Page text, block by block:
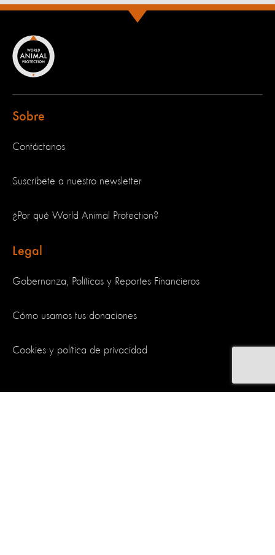
Sobre
Contáctanos
Suscríbete a nuestro newsletter
¿Por qué World Animal Protection?
Legal
Gobernanza, Políticas y Reportes Financieros
Cómo usamos tus donaciones
Cookies y política de privacidad